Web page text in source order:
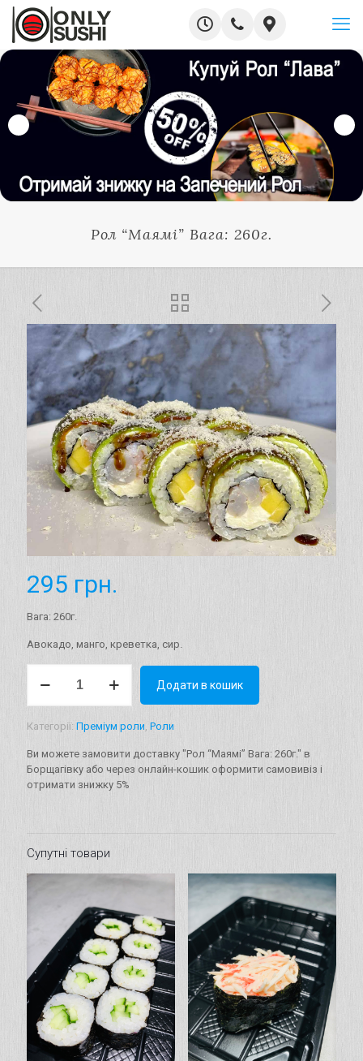
Рол “Маямі” Вага: 260г.
295 грн.
Вага: 260г.
Авокадо, манго, креветка, сир.
"Маямі"
кількість
Додати в кошик
Категорії: Преміум роли, Роли
Ви можете замовити доставку "Рол “Маямі” Вага: 260г." в
Борщагівку або через онлайн-кошик оформити самовивіз і
отримати знижку 5%
Супутні товари